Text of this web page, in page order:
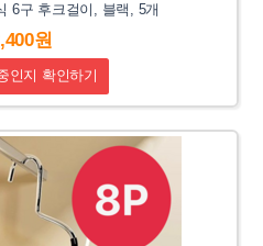
6구 후크걸이, 블랙, 5개
원
인지 확인하기